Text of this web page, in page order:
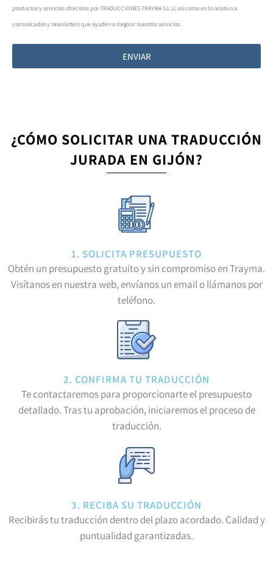
productos y servicios ofrecidos por TRADUCCIONES TRAYMA S.L.U, así como en lo relativo a
comunicados y newsletters que ayuden a mejorar nuestros servicios.
ENVIAR
¿CÓMO SOLICITAR UNA TRADUCCIÓN
JURADA EN GIJÓN?
1. SOLICITA PRESUPUESTO
Obtén un presupuesto gratuito y sin compromiso en Trayma.
Visítanos en nuestra web, envíanos un email o llámanos por
teléfono.
2. CONFIRMA TU TRADUCCIÓN
Te contactaremos para proporcionarte el presupuesto
detallado. Tras tu aprobación, iniciaremos el proceso de
traducción.
3. RECIBA SU TRADUCCIÓN
Recibirás tu traducción dentro del plazo acordado. Calidad y
puntualidad garantizadas.